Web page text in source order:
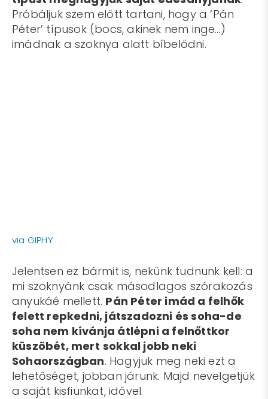
Próbáljuk szem előtt tartani, hogy a ‘Pán
Péter’ típusok (bocs, akinek nem inge…)
imádnak a szoknya alatt bíbelődni.
via GIPHY
Jelentsen ez bármit is, nekünk tudnunk kell: a
mi szoknyánk csak másodlagos szórakozás
anyukáé mellett. Pán Péter imád a felhők
felett repkedni, játszadozni és soha-de
soha nem kívánja átlépni a felnőttkor
küszöbét, mert sokkal jobb neki
Sohaországban. Hagyjuk meg neki ezt a
lehetőséget, jobban járunk. Majd nevelgetjük
a saját kisfiunkat, idővel.